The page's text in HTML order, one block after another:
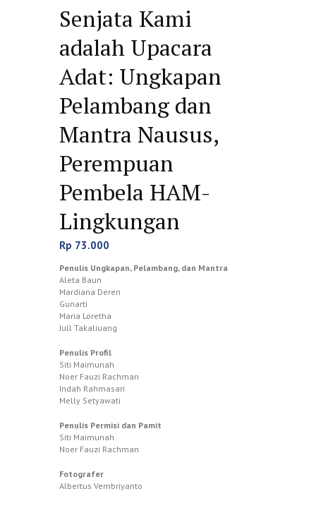
Senjata Kami
adalah Upacara
Adat: Ungkapan
Pelambang dan
Mantra Nausus,
Perempuan
Pembela HAM-
Lingkungan
Rp 73.000
Penulis Ungkapan, Pelambang, dan Mantra
Aleta Baun
Mardiana Deren
Gunarti
Maria Loretha
Jull Takaliuang
Penulis Profil
Siti Maimunah
Noer Fauzi Rachman
Indah Rahmasari
Melly Setyawati
Penulis Permisi dan Pamit
Siti Maimunah
Noer Fauzi Rachman
Fotografer
Albertus Vembriyanto